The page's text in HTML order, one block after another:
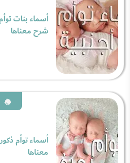
أسماء بنات
شرح معناها
أسماء توأم
معناها